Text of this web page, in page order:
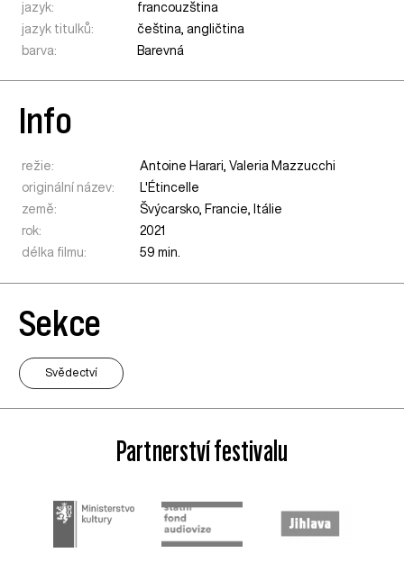
jazyk:
francouzština
jazyk titulků:
čeština, angličtina
barva:
Barevná
Info
režie:
Antoine Harari, Valeria Mazzucchi
originální název:
L'Étincelle
země:
Švýcarsko, Francie, Itálie
rok:
2021
délka filmu:
59 min.
Sekce
Svědectví
Partnerství festivalu